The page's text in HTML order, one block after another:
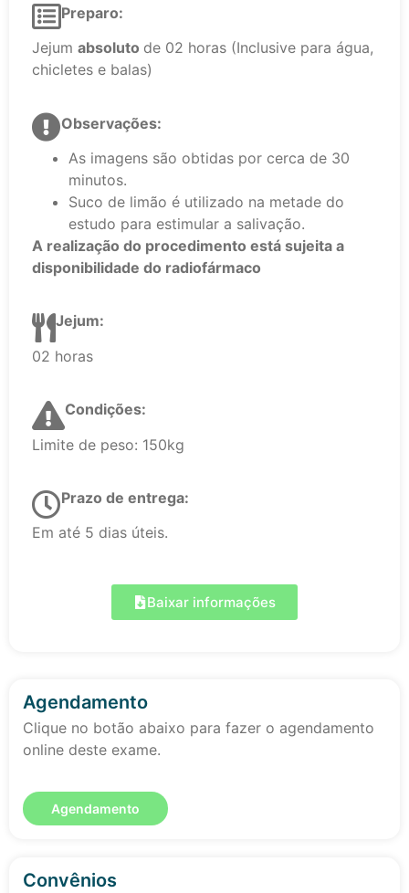
Preparo:
Jejum absoluto de 02 horas (Inclusive para água,
chicletes e balas)
Observações:
As imagens são obtidas por cerca de 30
minutos.
Suco de limão é utilizado na metade do
estudo para estimular a salivação.
A realização do procedimento está sujeita a
disponibilidade do radiofármaco
Jejum:
02 horas
Condições:
Limite de peso: 150kg
Prazo de entrega:
Em até 5 dias úteis.
Baixar informações
Agendamento
Clique no botão abaixo para fazer o agendamento
online deste exame.
Agendamento
Convênios